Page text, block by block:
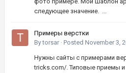
следующее значение. ...
Примеры верстки
Bytorsar · Posted November 3,
Нужны сайты с примерами
tricks.com/. Типовые приемы и